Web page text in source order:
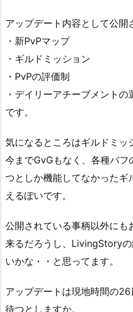
アップデート内容として公開
・新PvPマップ
・ギルドミッション
・PvPの評価制
・デイリーアチーブメントの
です。
気になるところはギルドミッ
今までGvGもなく、各種バ
つとしか機能してなかったギ
えるぽいです。
公開されている事柄以外にも
来るだろうし、LivingStory
いかな・・と思ってます。
アップデートは現地時間の
待つとしますか。